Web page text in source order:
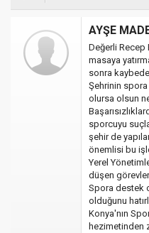
AYŞE
Değerli Recep
masaya
sonra
Şehrinin spora
olursa olsun
sporcuyu
şehir de
önemlisi bu
Yerel
düşen
Spora destek
olduğunu
Konya'nın
hezimetinden